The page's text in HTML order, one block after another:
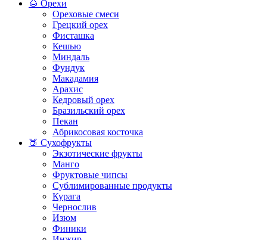
🌰 Орехи
Ореховые смеси
Грецкий орех
Фисташка
Кешью
Миндаль
Фундук
Макадамия
Арахис
Кедровый орех
Бразильский орех
Пекан
Абрикосовая косточка
🍑 Сухофрукты
Экзотические фрукты
Манго
Фруктовые чипсы
Сублимированные продукты
Курага
Чернослив
Изюм
Финики